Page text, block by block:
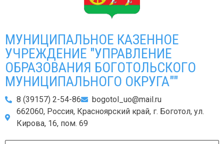
МУНИЦИПАЛЬНОЕ КАЗЕННОЕ
УЧРЕЖДЕНИЕ "УПРАВЛЕНИЕ
ОБРАЗОВАНИЯ БОГОТОЛЬСКОГО
МУНИЦИПАЛЬНОГО ОКРУГА""
8 (39157) 2-54-86
bogotol_uo@mail.ru
662060, Россия, Красноярский край, г. Боготол, ул.
Кирова, 16, пом. 69